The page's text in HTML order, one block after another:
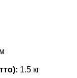
1.5 кг